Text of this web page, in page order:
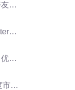
法
率
法
率